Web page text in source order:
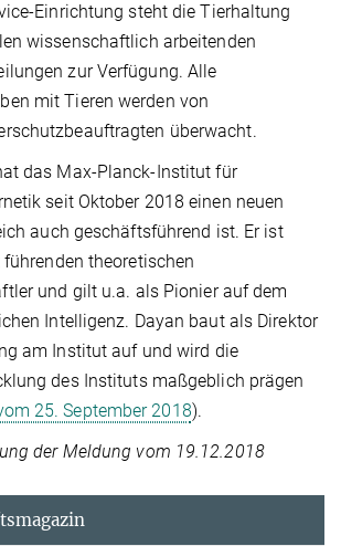
Einrichtung steht die Tierhaltung
wissenschaftlich arbeitenden
zur Verfügung. Alle
mit Tieren werden von
überwacht.
das Max-Planck-Institut für
seit Oktober 2018 einen neuen
auch geschäftsführend ist. Er ist
theoretischen
und gilt u.a. als Pionier auf dem
Intelligenz. Dayan baut als Direktor
am Institut auf und wird die
des Instituts maßgeblich prägen
25. September 2018).
der Meldung vom 19.12.2018